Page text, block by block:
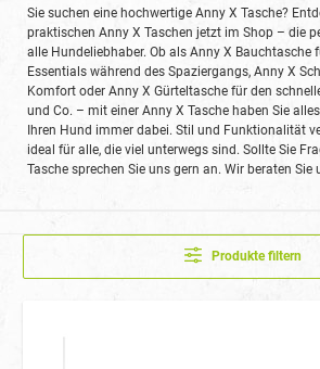
Sie suchen eine hochwertige Anny X Tasche?
praktischen Anny X Taschen jetzt im Shop – die
alle Hundeliebhaber. Ob als Anny X Bauchtasche
Essentials während des Spaziergangs, Anny X
Komfort oder Anny X Gürteltasche für den
und Co. – mit einer Anny X Tasche haben Sie
Ihren Hund immer dabei. Stil und Funktionalität
ideal für alle, die viel unterwegs sind. Sollte Sie
Tasche sprechen Sie uns gern an. Wir beraten Sie
Produkte filtern